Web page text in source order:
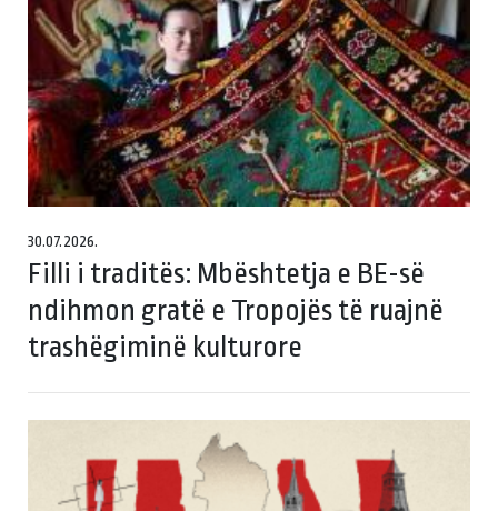
30.07.2026.
Filli i traditës: Mbështetja e BE-së
ndihmon gratë e Tropojës të ruajnë
trashëgiminë kulturore